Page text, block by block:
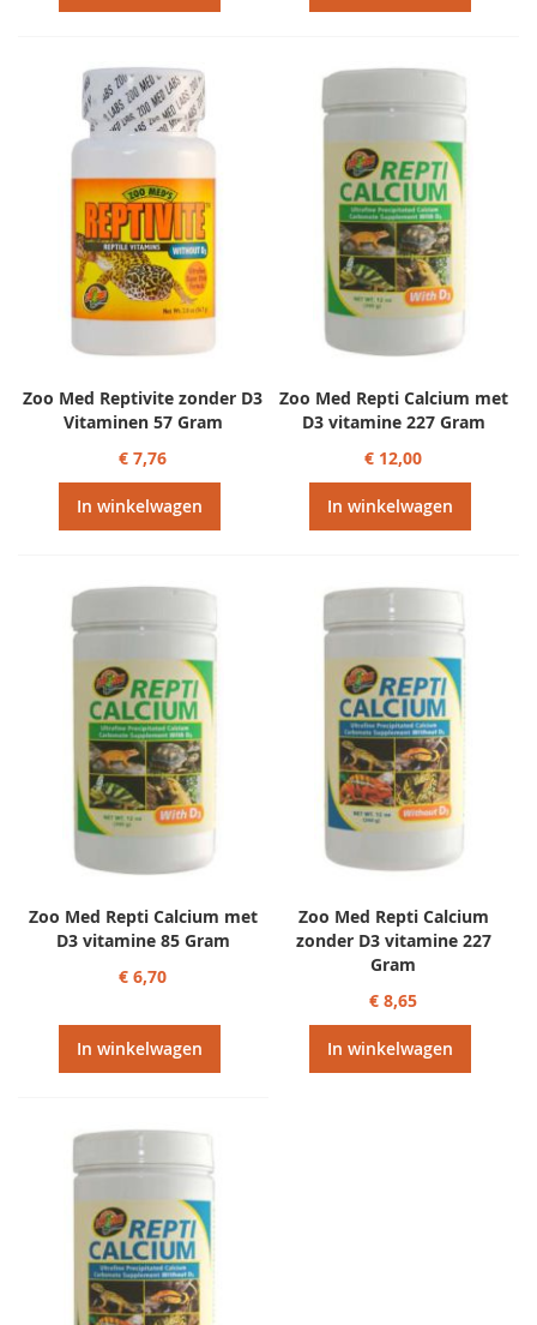
Zoo Med Reptivite zonder D3
Vitaminen 57 Gram
€ 7,76
In winkelwagen
Zoo Med Repti Calcium met
D3 vitamine 227 Gram
€ 12,00
In winkelwagen
Zoo Med Repti Calcium met
D3 vitamine 85 Gram
€ 6,70
In winkelwagen
Zoo Med Repti Calcium
zonder D3 vitamine 227
Gram
€ 8,65
In winkelwagen